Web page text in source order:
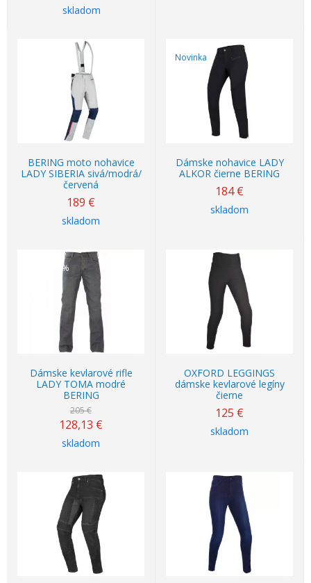
skladom
BERING moto nohavice
LADY SIBERIA sivá/modrá/
červená
189 €
skladom
Novinka
Dámske nohavice LADY
ALKOR čierne BERING
184 €
skladom
-37%
Dámske kevlarové rifle
LADY TOMA modré
BERING
205 €
128,13 €
skladom
OXFORD LEGGINGS
dámske kevlarové legíny
čierne
125 €
skladom